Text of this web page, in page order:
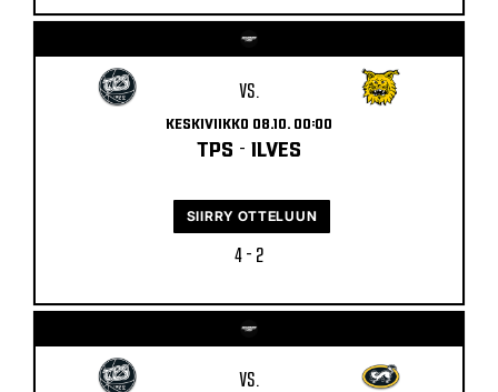
VS.
KESKIVIIKKO 08.10. 00:00
TPS - ILVES
4 - 2
SIIRRY OTTELUUN
VS.